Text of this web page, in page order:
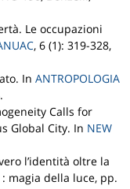
Le occupazioni
, 6 (1): 319-328,
. InANTROPOLOGIA
Calls for
Global City. In NEW
l’identità oltre la
magia della luce, pp.